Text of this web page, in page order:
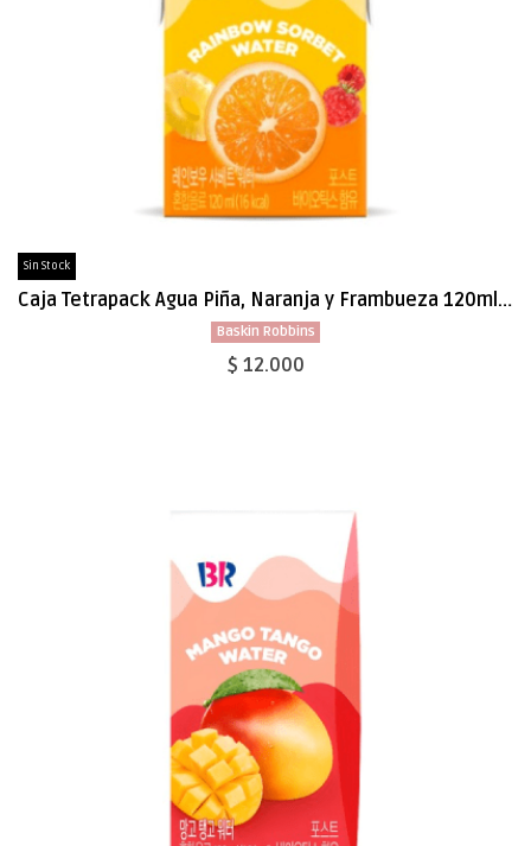
Sin Stock
Caja Tetrapack Agua Piña, Naranja y Frambueza 120ml x 24
Baskin Robbins
$ 12.000